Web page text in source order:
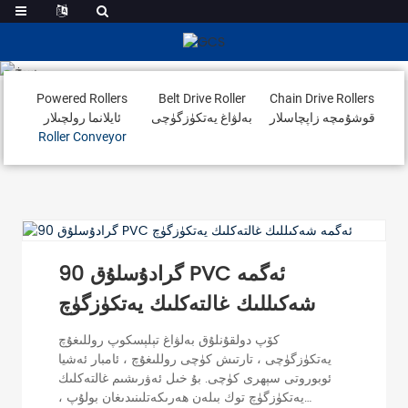
Roller Conveyor
Powered Rollers Belt Drive Roller
Chain Drive Rollers
ئايلانما رولچىلار
بەلۋاغ يەتكۈزگۈچى
قوشۇمچە زاپچاسلار
Roller Conveyor
90 گرادۇسلۇق PVC ئەگمە
شەكىللىك غالتەكلىك يەتكۈزگۈچ
كۆپ دولقۇنلۇق بەلۋاغ تېلېسكوپ روللىغۇچ
يەتكۈزگۈچى ، تارتىش كۈچى روللىغۇچ ، ئامبار ئەشيا
ئوبوروتى سېھرى كۈچى. بۇ خىل ئەۋرىشىم غالتەكلىك
يەتكۈزگۈچ توك بىلەن ھەرىكەتلىنىدىغان بولۇپ ،